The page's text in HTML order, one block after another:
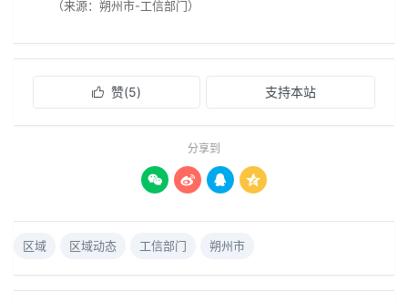
（来源：朔州市-工信部门）
 赞(5) 支持本站
分享到
   
区域 区域动态 工信部门 朔州市